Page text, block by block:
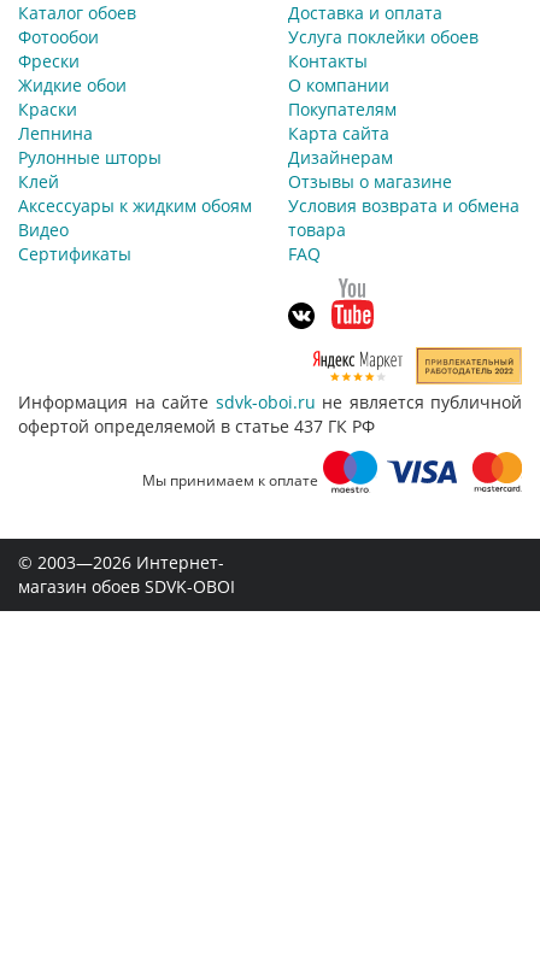
Каталог обоев
Фотообои
Фрески
Жидкие обои
Краски
Лепнина
Рулонные шторы
Клей
Аксессуары к жидким обоям
Видео
Сертификаты
Доставка и оплата
Услуга поклейки обоев
Контакты
О компании
Покупателям
Карта сайта
Дизайнерам
Отзывы о магазине
Условия возврата и обмена
товара
FAQ
Информация на сайте sdvk-oboi.ru не является публичной
офертой определяемой в статье 437 ГК РФ
Мы принимаем к оплате
© 2003—2026 Интернет-
магазин обоев SDVK-OBOI